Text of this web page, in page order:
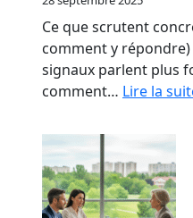
Ce que scrutent
comment y
signaux parlent plus
comment… Lire la